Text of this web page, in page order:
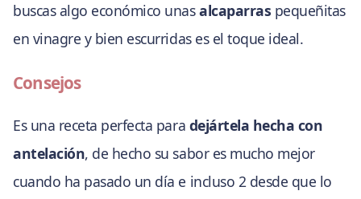
buscas algo económico unasalcaparras pequeñitas
en vinagre y bien escurridas es el toque ideal.
Consejos
Es una receta perfecta para dejártela hecha con
antelación, de hecho su sabor es mucho mejor
cuando ha pasado un día e incluso 2 desde que lo